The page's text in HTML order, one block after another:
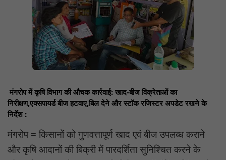
मंगरोप में कृषि विभाग की औचक कार्रवाई: खाद-बीज विक्रेताओं का
निरीक्षण,एक्सपायर्ड बीज हटवाए,बिल देने और स्टॉक रजिस्टर अपडेट रखने के
निर्देश :
मंगरोप = किसानों को गुणवत्तापूर्ण खाद एवं बीज उपलब्ध कराने
और कृषि आदानों की बिक्री में पारदर्शिता सुनिश्चित करने के